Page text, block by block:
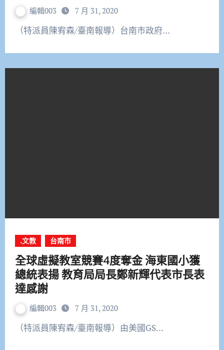
編輯003 7 月 31, 2020
（特派員陳宥森/臺南報導）台南市政府…
.文教 台南市
全球虛擬教室競賽4度奪金 海東國小獲
總統表揚 教育局局長鄭新輝代表市長表
達感謝
編輯003 7 月 31, 2020
（特派員陳宥森/臺南報導）由美國GS…